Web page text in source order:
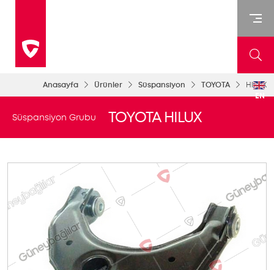
EN
Anasayfa Ürünler Süspansiyon TOYOTA HILUX
Süspansiyon Grubu TOYOTA HILUX